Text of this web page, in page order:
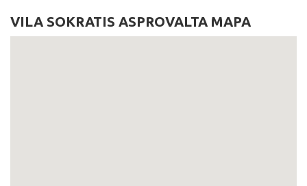
VILA SOKRATIS ASPROVALTA MAPA